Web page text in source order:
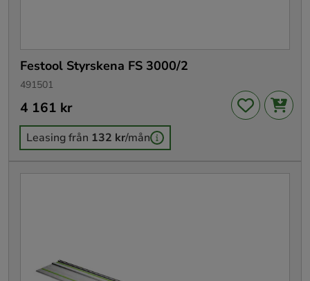
Festool Styrskena FS 3000/2
491501
Pris :4 161 kr
4 161 kr
Leasing från 132 kr/mån